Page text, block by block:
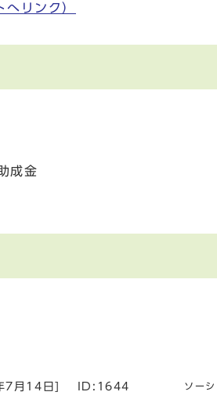
リンク）
成金
7月14日 ID:1644 ソー